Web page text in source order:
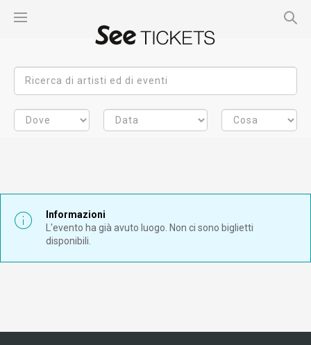
Informazioni
L'evento ha già avuto luogo. Non ci sono biglietti
disponibili.